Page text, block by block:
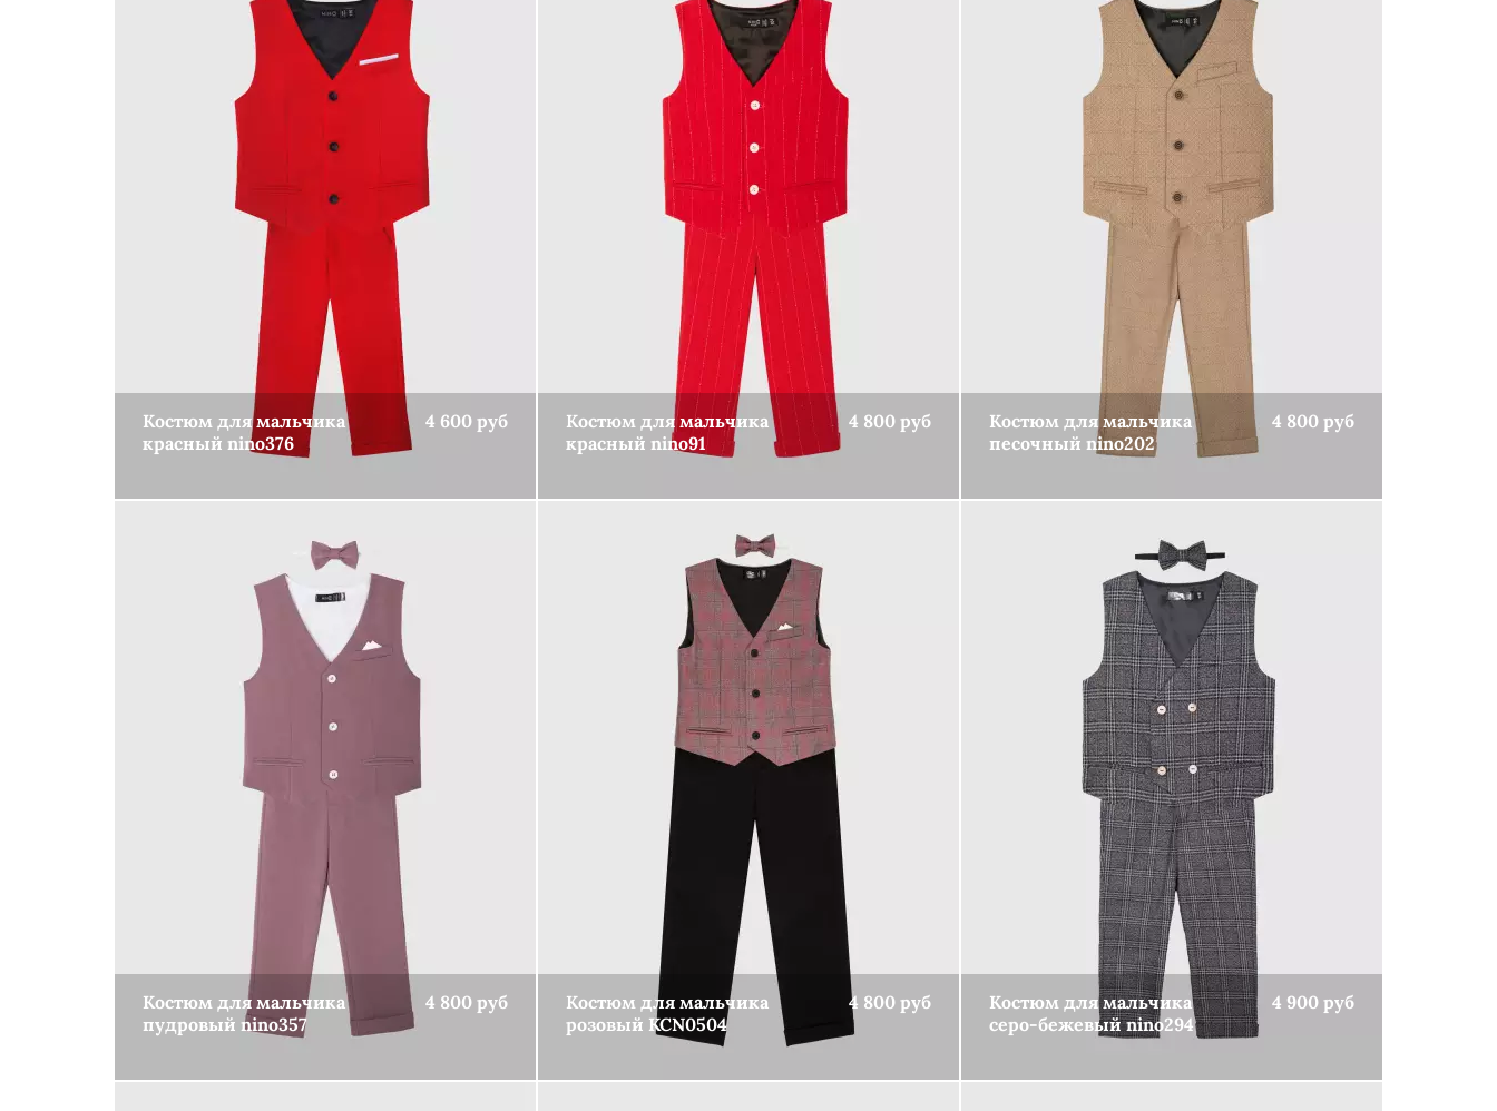
Костюм для мальчика
красный nino376
4 600 руб
Костюм для мальчика
красный nino91
4 800 руб
КУПИТЬ
Костюм для мальчика
песочный nino202
4 800 руб
КУПИТЬ
Костюм для мальчика
пудровый nino357
4 800 руб
Костюм для мальчика
розовый KCN0504
4 800 руб
Костюм для мальчика
серо-бежевый nino294
4 900 руб